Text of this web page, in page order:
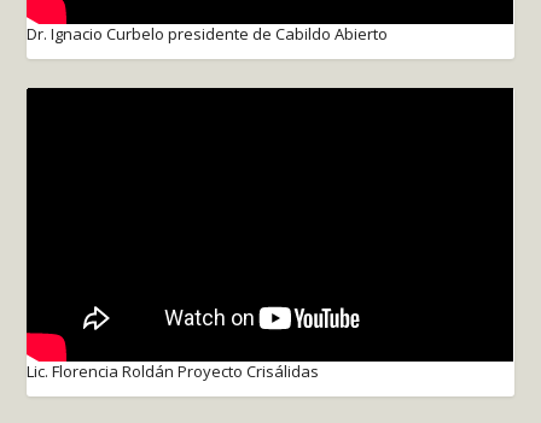
Dr. Ignacio Curbelo presidente de Cabildo Abierto
Lic. Florencia Roldán Proyecto Crisálidas